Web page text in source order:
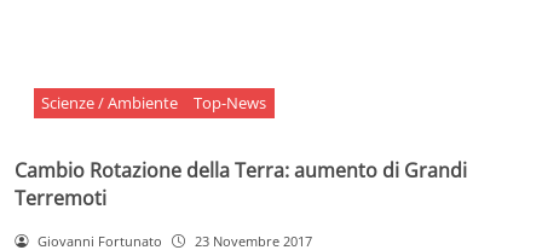
Scienze / Ambiente Top-News
Cambio Rotazione della Terra: aumento di Grandi
Terremoti
Giovanni Fortunato 23 Novembre 2017